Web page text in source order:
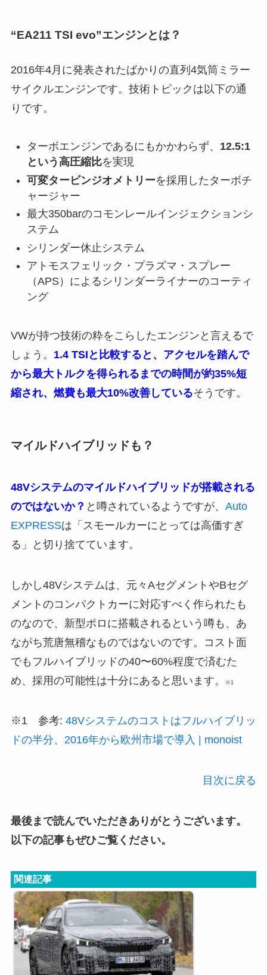
“EA211 TSI evo”エンジンとは？
2016年4月に発表されたばかりの直列4気筒ミラー
サイクルエンジンです。技術トピックは以下の通
りです。
ターボエンジンであるにもかかわらず、 12.5:1
という高圧縮比を実現
可変タービンジオメトリーを採用したターボチ
ャージャー
最大350barのコモンレールインジェクションシ
ステム
シリンダー休止システム
アトモスフェリック・プラズマ・スプレー
（APS）によるシリンダーライナーのコーティ
ング
VWが持つ技術の粋をこらしたエンジンと言えるで
しょう。 1.4 TSIと比較すると、アクセルを踏んで
から最大トルクを得られるまでの時間が約35%短
縮され、燃費も最大10%改善しているそうです。
マイルドハイブリッドも？
48Vシステムのマイルドハイブリッドが搭載される
のではないか？ と噂されているようですが、 Auto
EXPRESSは「スモールカーにとっては高価すぎ
る」と切り捨てています。
しかし48Vシステムは、元々AセグメントやBセグ
メントのコンパクトカーに対応すべく作られたも
のなので、新型ポロに搭載されるという噂も、あ
ながち荒唐無稽なものではないのです。コスト面
でもフルハイブリッドの40〜60%程度で済むた
め、採用の可能性は十分にあると思います。
※1
※1 参考: 48Vシステムのコストはフルハイブリッ
ドの半分、2016年から欧州市場で導入 | monoist
目次に戻る
最後まで読んでいただきありがとうございます。
以下の記事もぜひご覧ください。
関連記事